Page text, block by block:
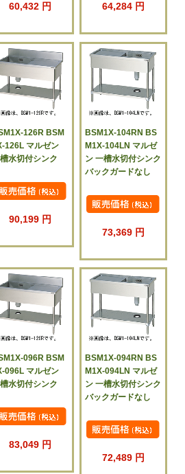
60,432 円 64,284 円
126R BSM
126L マルゼン
水切付シンク
90,199 円
BSM1X-104RN BS
M1X-104LN マルゼ
ン 一槽水切付シンク
バックガードなし
73,369 円
096R BSM
096L マルゼン
水切付シンク
83,049 円
BSM1X-094RN BS
M1X-094LN マルゼ
ン 一槽水切付シンク
バックガードなし
72,489 円